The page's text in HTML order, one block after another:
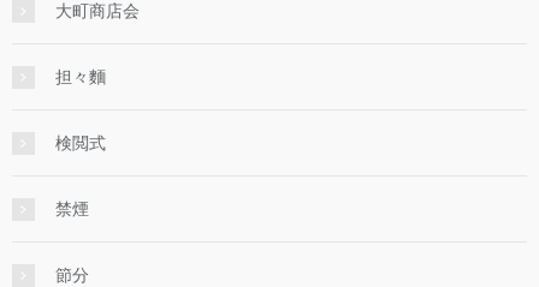
大町商店会
担々麵
検閲式
禁煙
節分